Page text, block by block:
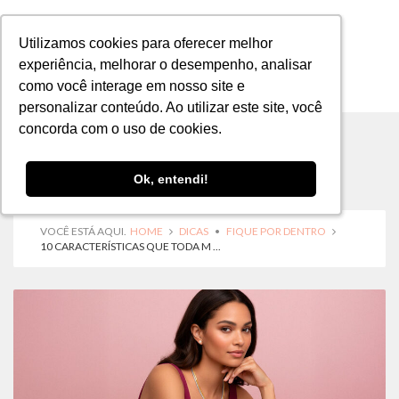
Utilizamos cookies para oferecer melhor
experiência, melhorar o desempenho, analisar
como você interage em nosso site e
personalizar conteúdo. Ao utilizar este site, você
concorda com o uso de cookies.
Ok, entendi!
Utilizamos cookies para oferecer melhor
experiência, melhorar o desempenho, analisar
como você interage em nosso site e
personalizar conteúdo. Ao utilizar este site, você
concorda com o uso de cookies.
Ok, entendi!
MENU
VOCÊ ESTÁ AQUI. HOME DICAS • FIQUE POR DENTRO
10 CARACTERÍSTICAS QUE TODA M ...